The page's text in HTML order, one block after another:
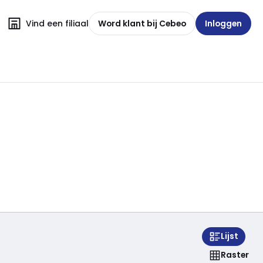
Vind een filiaal Word klant bij Cebeo Inloggen
Lijst
Raster